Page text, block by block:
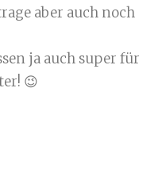
aber auch noch
ja auch super für
😉